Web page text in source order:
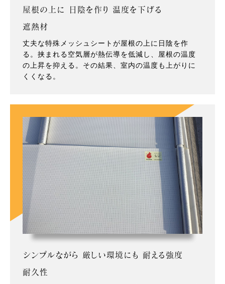
屋根の上に 日陰を作り 温度を下げる
遮熱材
丈夫な特殊メッシュシートが屋根の上に日陰を作
る。挟まれる空気層が熱伝導を低減し、屋根の温度
の上昇を抑える。その結果、室内の温度も上がりに
くくなる。
シンプルながら 厳しい環境にも 耐える強度
耐久性